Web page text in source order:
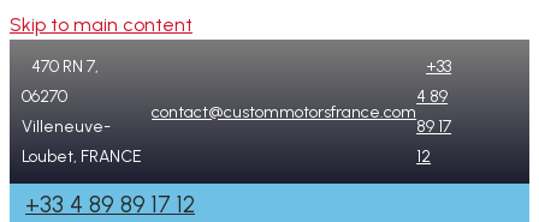
Skip to main content
470 RN 7,
06270
Villeneuve-
Loubet, FRANCE
contact@custommotorsfrance.com
+33
4 89
89 17
12
+33 4 89 89 17 12